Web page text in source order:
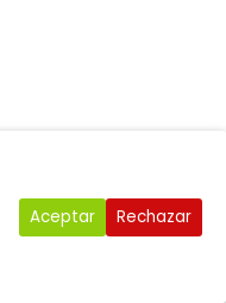
Aceptar Rechazar